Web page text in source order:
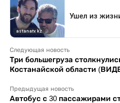
Следующая новость
Три большегруза
Костанайской области
Предыдущая новость
Автобус с 30 пассажирами